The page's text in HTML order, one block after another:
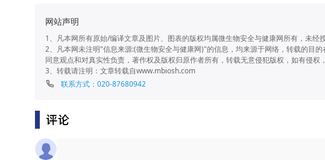
网站声明
1、凡本网所有原始/编译文章及图片、图表的版权均属微生物安全与健康网所有，未经
2、凡本网未注明"信息来源:(微生物安全与健康网)"的信息，均来源于网络，转载的目
同意观点和对真实性负责，著作权及版权归原作者所有，转载无意侵犯版权，如有侵权
3、转载请注明：文章转载自www.mbiosh.com
联系方式：020-87680942
评论